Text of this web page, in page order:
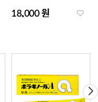
18,000 원